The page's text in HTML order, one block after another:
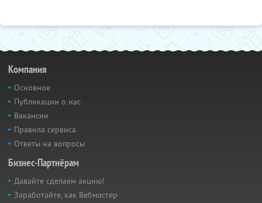
Компания
Основное
Публикации о нас
Вакансии
Правила сервиса
Ответы на вопросы
Бизнес-Партнёрам
Давайте сделаем акцию!
Заработайте, как Вебмастер